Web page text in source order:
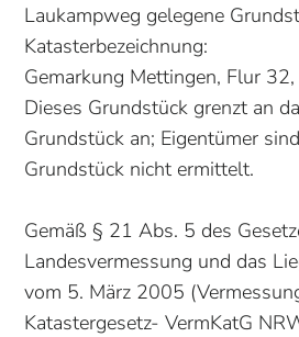
Laukampweg gelegene
Katasterbezeichnung:
Gemarkung Mettingen, Flur
Dieses Grundstück grenzt an
Grundstück an; Eigentümer
Grundstück nicht ermittelt.
Gemäß § 21 Abs. 5 des
Landesvermessung und das
vom 5. März 2005
Katastergesetz- VermKatG